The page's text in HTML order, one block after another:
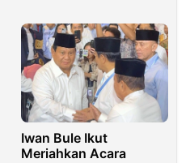
Iwan Bule Ikut
Meriahkan Acara